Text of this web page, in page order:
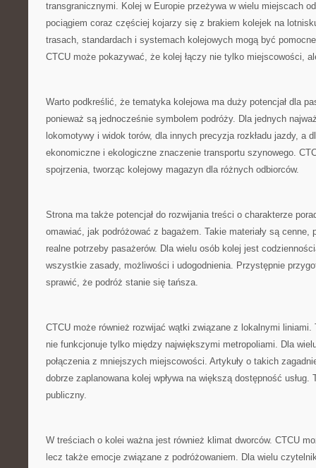
transgranicznymi. Kolej w Europie przeżywa w wielu miejscach
pociągiem coraz częściej kojarzy się z brakiem kolejek na
trasach, standardach i systemach kolejowych mogą być
CTCU może pokazywać, że kolej łączy nie tylko miejscowości,
Warto podkreślić, że tematyka kolejowa ma duży potencjał dla
ponieważ są jednocześnie symbolem podróży. Dla jednych
lokomotywy i widok torów, dla innych precyzja rozkładu jazdy, a
ekonomiczne i ekologiczne znaczenie transportu szynowego.
spojrzenia, tworząc kolejowy magazyn dla różnych odbiorców.
Strona ma także potencjał do rozwijania treści o charakterze
omawiać, jak podróżować z bagażem. Takie materiały są cenne,
realne potrzeby pasażerów. Dla wielu osób kolej jest
wszystkie zasady, możliwości i udogodnienia. Przystępnie
sprawić, że podróż stanie się tańsza.
CTCU może również rozwijać wątki związane z lokalnymi liniami.
nie funkcjonuje tylko między największymi metropoliami. Dla
połączenia z mniejszych miejscowości. Artykuły o takich
dobrze zaplanowana kolej wpływa na większą dostępność usług.
publiczny.
W treściach o kolei ważna jest również klimat dworców. CTCU
lecz także emocje związane z podróżowaniem. Dla wielu